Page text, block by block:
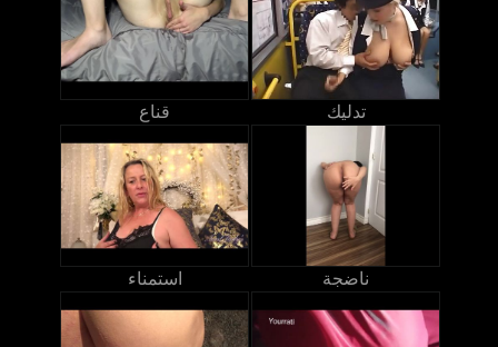
قناع تدليك
استمناء ناضجة